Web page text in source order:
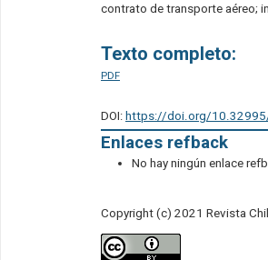
contrato de transporte aéreo;
Texto completo:
PDF
DOI: https://doi.org/
Enlaces refback
No hay ningún enlace
Copyright (c) 2021 Revista